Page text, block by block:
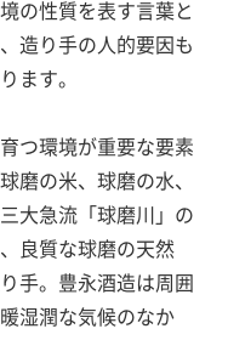
の性質を表す言葉と
造り手の人的要因も
ます。
つ環境が重要な要素
磨の米、球磨の水、
大急流「球磨川」の
良質な球磨の天然
手。豊永酒造は周囲
湿潤な気候のなか